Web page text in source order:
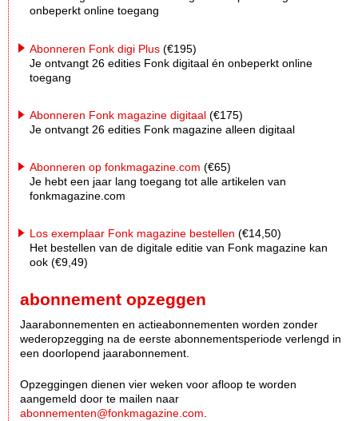
onbeperkt online toegang
Abonneren Fonk digi Plus (€195)
Je ontvangt 26 edities Fonk digitaal én onbeperkt online
toegang
Abonneren Fonk magazine digitaal (€175)
Je ontvangt 26 edities Fonk magazine alleen digitaal
Abonneren op fonkmagazine.com (€65)
Je hebt een jaar lang toegang tot alle artikelen van
fonkmagazine.com
Los exemplaar Fonk magazine bestellen (€14,50)
Het bestellen van de digitale editie van Fonk magazine kan
ook (€9,49)
abonnement opzeggen
Jaarabonnementen en actieabonnementen worden zonder
wederopzegging na de eerste abonnementsperiode verlengd in
een doorlopend jaarabonnement.
Opzeggingen dienen vier weken voor afloop te worden
aangemeld door te mailen naar
abonnementen@fonkmagazine.com.